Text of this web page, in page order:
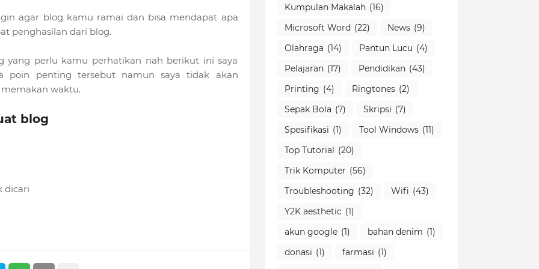
agar blog kamu ramai dan bisa mendapat apa
penghasilan dari blog.
perlu kamu perhatikan nah berikut ini saya
poin penting tersebut namun saya tidak akan
waktu.
blog
dicari
Kumpulan Makalah (16)
Microsoft Word (22) News (9)
Olahraga (14) Pantun Lucu (4)
Pelajaran (17) Pendidikan (43)
Printing (4) Ringtones (2)
Sepak Bola (7) Skripsi (7)
Spesifikasi (1) Tool Windows (11)
Top Tutorial (20)
Trik Komputer (56)
Troubleshooting (32) Wifi (43)
Y2K aesthetic (1)
akun google (1) bahan denim (1)
donasi (1) farmasi (1)